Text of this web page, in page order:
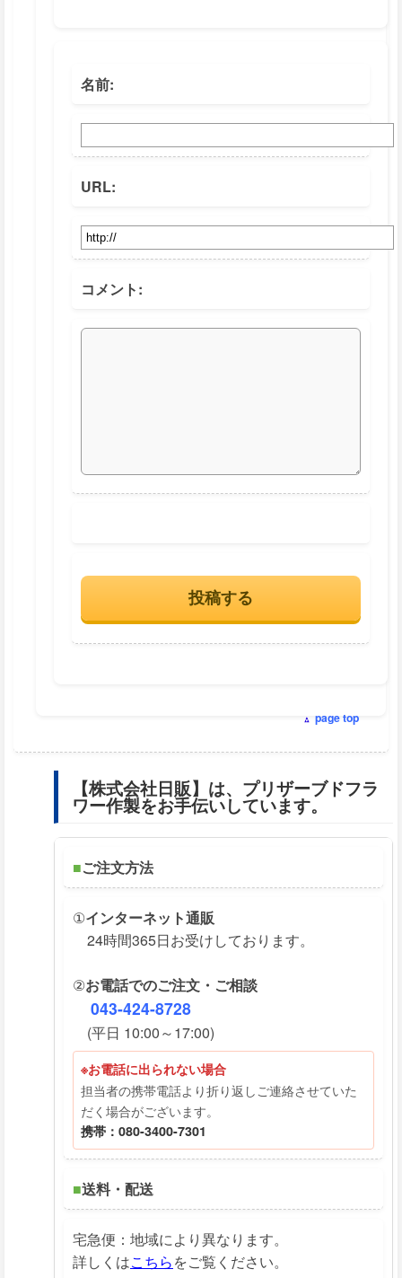
名前:
URL:
コメント:
page top
【株式会社日販】は、プリザーブドフラ
ワー作製をお手伝いしています。
■ご注文方法
①インターネット通販
24時間365日お受けしております。
②お電話でのご注文・ご相談
043-424-8728
(平日 10:00～17:00)
※お電話に出られない場合
担当者の携帯電話より折り返しご連絡させていた
だく場合がございます。
携帯：080-3400-7301
■送料・配送
宅急便：地域により異なります。
詳しくはこちらをご覧ください。